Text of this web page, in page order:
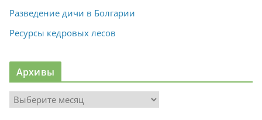
Разведение дичи в Болгарии
Ресурсы кедровых лесов
Архивы